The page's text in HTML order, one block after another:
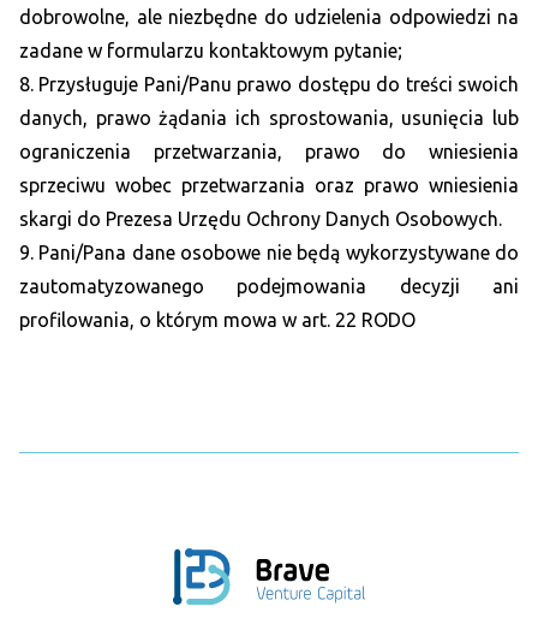
dobrowolne, ale niezbędne do udzielenia odpowiedzi na
zadane w formularzu kontaktowym pytanie;
8. Przysługuje Pani/Panu prawo dostępu do treści swoich
danych, prawo żądania ich sprostowania, usunięcia lub
ograniczenia przetwarzania, prawo do wniesienia
sprzeciwu wobec przetwarzania oraz prawo wniesienia
skargi do Prezesa Urzędu Ochrony Danych Osobowych.
9. Pani/Pana dane osobowe nie będą wykorzystywane do
zautomatyzowanego podejmowania decyzji ani
profilowania, o którym mowa w art. 22 RODO